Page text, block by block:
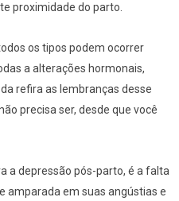
proximidade do parto.
os tipos podem ocorrer
a alterações hormonais,
refira as lembranças desse
precisa ser, desde que você
a depressão pós-parto, é a falta
amparada em suas angústias e